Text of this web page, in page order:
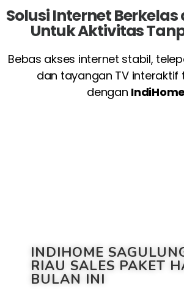
Solusi Internet
Untuk Aktivitas
Bebas akses internet stabil,
dan tayangan TV interaktif
dengan IndiHome
INDIHOME
RIAU SALES PAKET
BULAN INI